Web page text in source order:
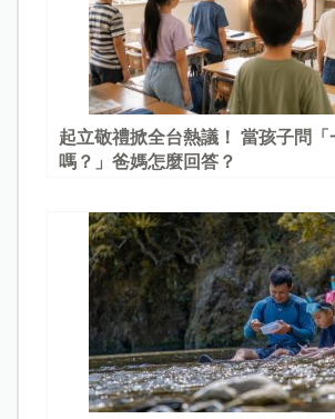
起立敬禮掀全台熱議！ 當孩子問「
嗎？」爸媽怎麼回答？